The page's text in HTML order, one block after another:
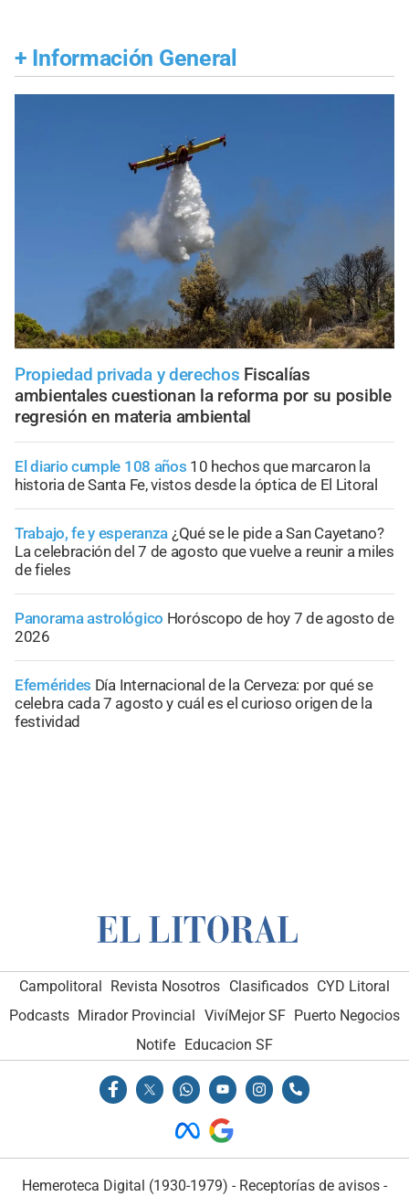
+ Información General
Propiedad privada y derechos Fiscalías
ambientales cuestionan la reforma por su posible
regresión en materia ambiental
El diario cumple 108 años 10 hechos que marcaron la
historia de Santa Fe, vistos desde la óptica de El Litoral
Trabajo, fe y esperanza ¿Qué se le pide a San Cayetano?
La celebración del 7 de agosto que vuelve a reunir a miles
de fieles
Panorama astrológico Horóscopo de hoy 7 de agosto de
2026
Efemérides Día Internacional de la Cerveza: por qué se
celebra cada 7 agosto y cuál es el curioso origen de la
festividad
Campolitoral Revista Nosotros Clasificados CYD Litoral
Podcasts Mirador Provincial VivíMejor SF Puerto Negocios
Notife
Educacion SF
Hemeroteca Digital (1930-1979) - Receptorías de avisos -